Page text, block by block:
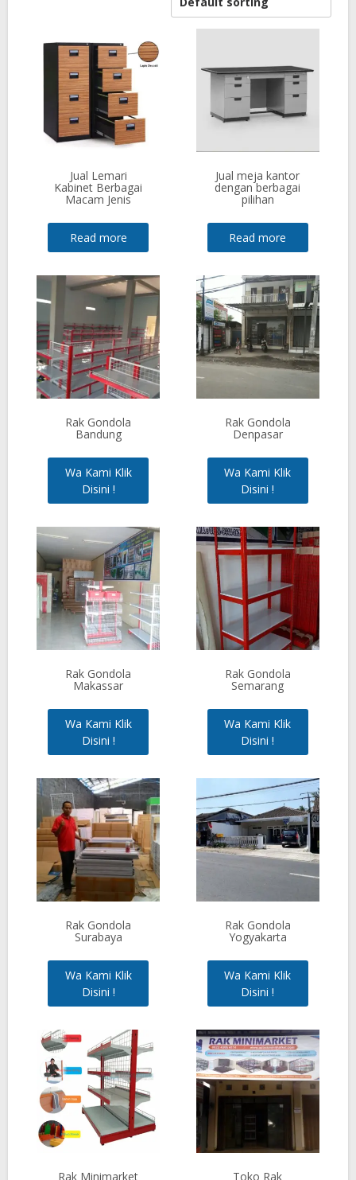
Jual Lemari
Kabinet Berbagai
Macam Jenis
Read more
Jual meja kantor
dengan berbagai
pilihan
Read more
Rak Gondola
Bandung
Wa Kami Klik
Disini !
Rak Gondola
Denpasar
Wa Kami Klik
Disini !
Rak Gondola
Makassar
Wa Kami Klik
Disini !
Rak Gondola
Semarang
Wa Kami Klik
Disini !
Rak Gondola
Surabaya
Wa Kami Klik
Disini !
Rak Gondola
Yogyakarta
Wa Kami Klik
Disini !
Rak Minimarket Toko Rak